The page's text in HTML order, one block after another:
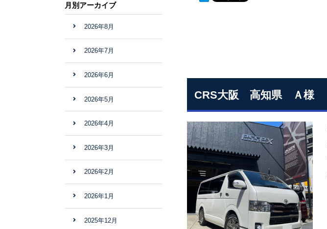
CRS大阪 高知県 Ａ様
月別アーカイブ
2026年8月
2026年7月
2026年6月
2026年5月
2026年4月
2026年3月
2026年2月
2026年1月
2025年12月